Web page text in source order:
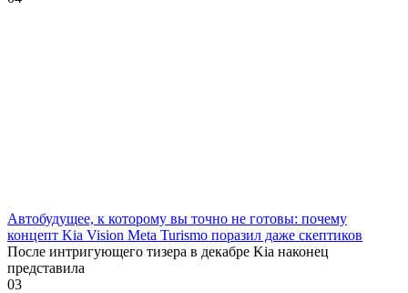
Автобудущее, к которому вы точно не готовы: почему
концепт Kia Vision Meta Turismo поразил даже скептиков
После интригующего тизера в декабре Kia наконец
представила
03